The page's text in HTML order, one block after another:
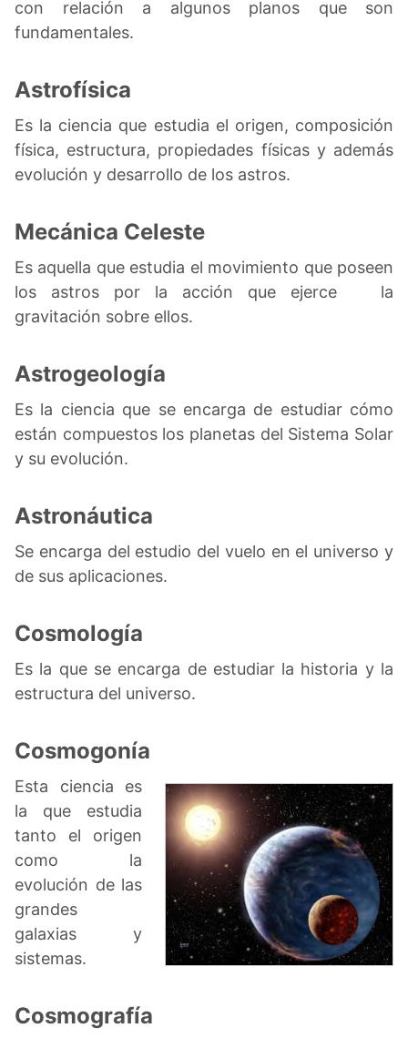
con relación a algunos planos que son
fundamentales.
Astrofísica
Es la ciencia que estudia el origen, composición
física, estructura, propiedades físicas y además
evolución y desarrollo de los astros.
Mecánica Celeste
Es aquella que estudia el movimiento que poseen
los astros por la acción que ejerce la
gravitación sobre ellos.
Astrogeología
Es la ciencia que se encarga de estudiar cómo
están compuestos los planetas del Sistema Solar
y su evolución.
Astronáutica
Se encarga del estudio del vuelo en el universo y
de sus aplicaciones.
Cosmología
Es la que se encarga de estudiar la historia y la
estructura del universo.
Cosmogonía
Esta ciencia es
la que estudia
tanto el origen
como la
evolución de las
grandes
galaxias y
sistemas.
Cosmografía